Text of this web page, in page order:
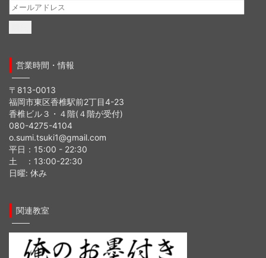
メ
ー
レ
ス
営業時間・情報
〒813-0013
福岡市東区香椎駅前2丁目4-23
香椎ビル３・４階(４階が受付)
080-4275-4104
o.sumi.tsuki1@gmail.com
平日：15:00 - 22:30
土 ：13:00-22:30
日曜: 休み
関連教室